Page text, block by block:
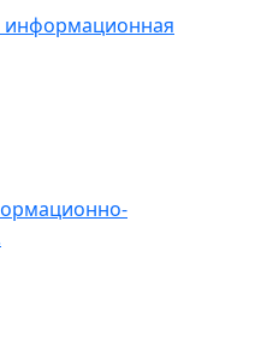
информационная